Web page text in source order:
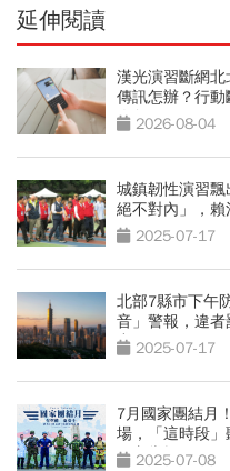
延伸閱讀
漢光演習斷網北
傳訊怎辦？行
人包2026-08-04
城鎮韌性演習
絕不對內」，賴
2025-07-17
北部7縣市下午
音」警報，違
出」2025-07-17
7月國家團結月
場，「這時段
一文掌握
2025-07-08